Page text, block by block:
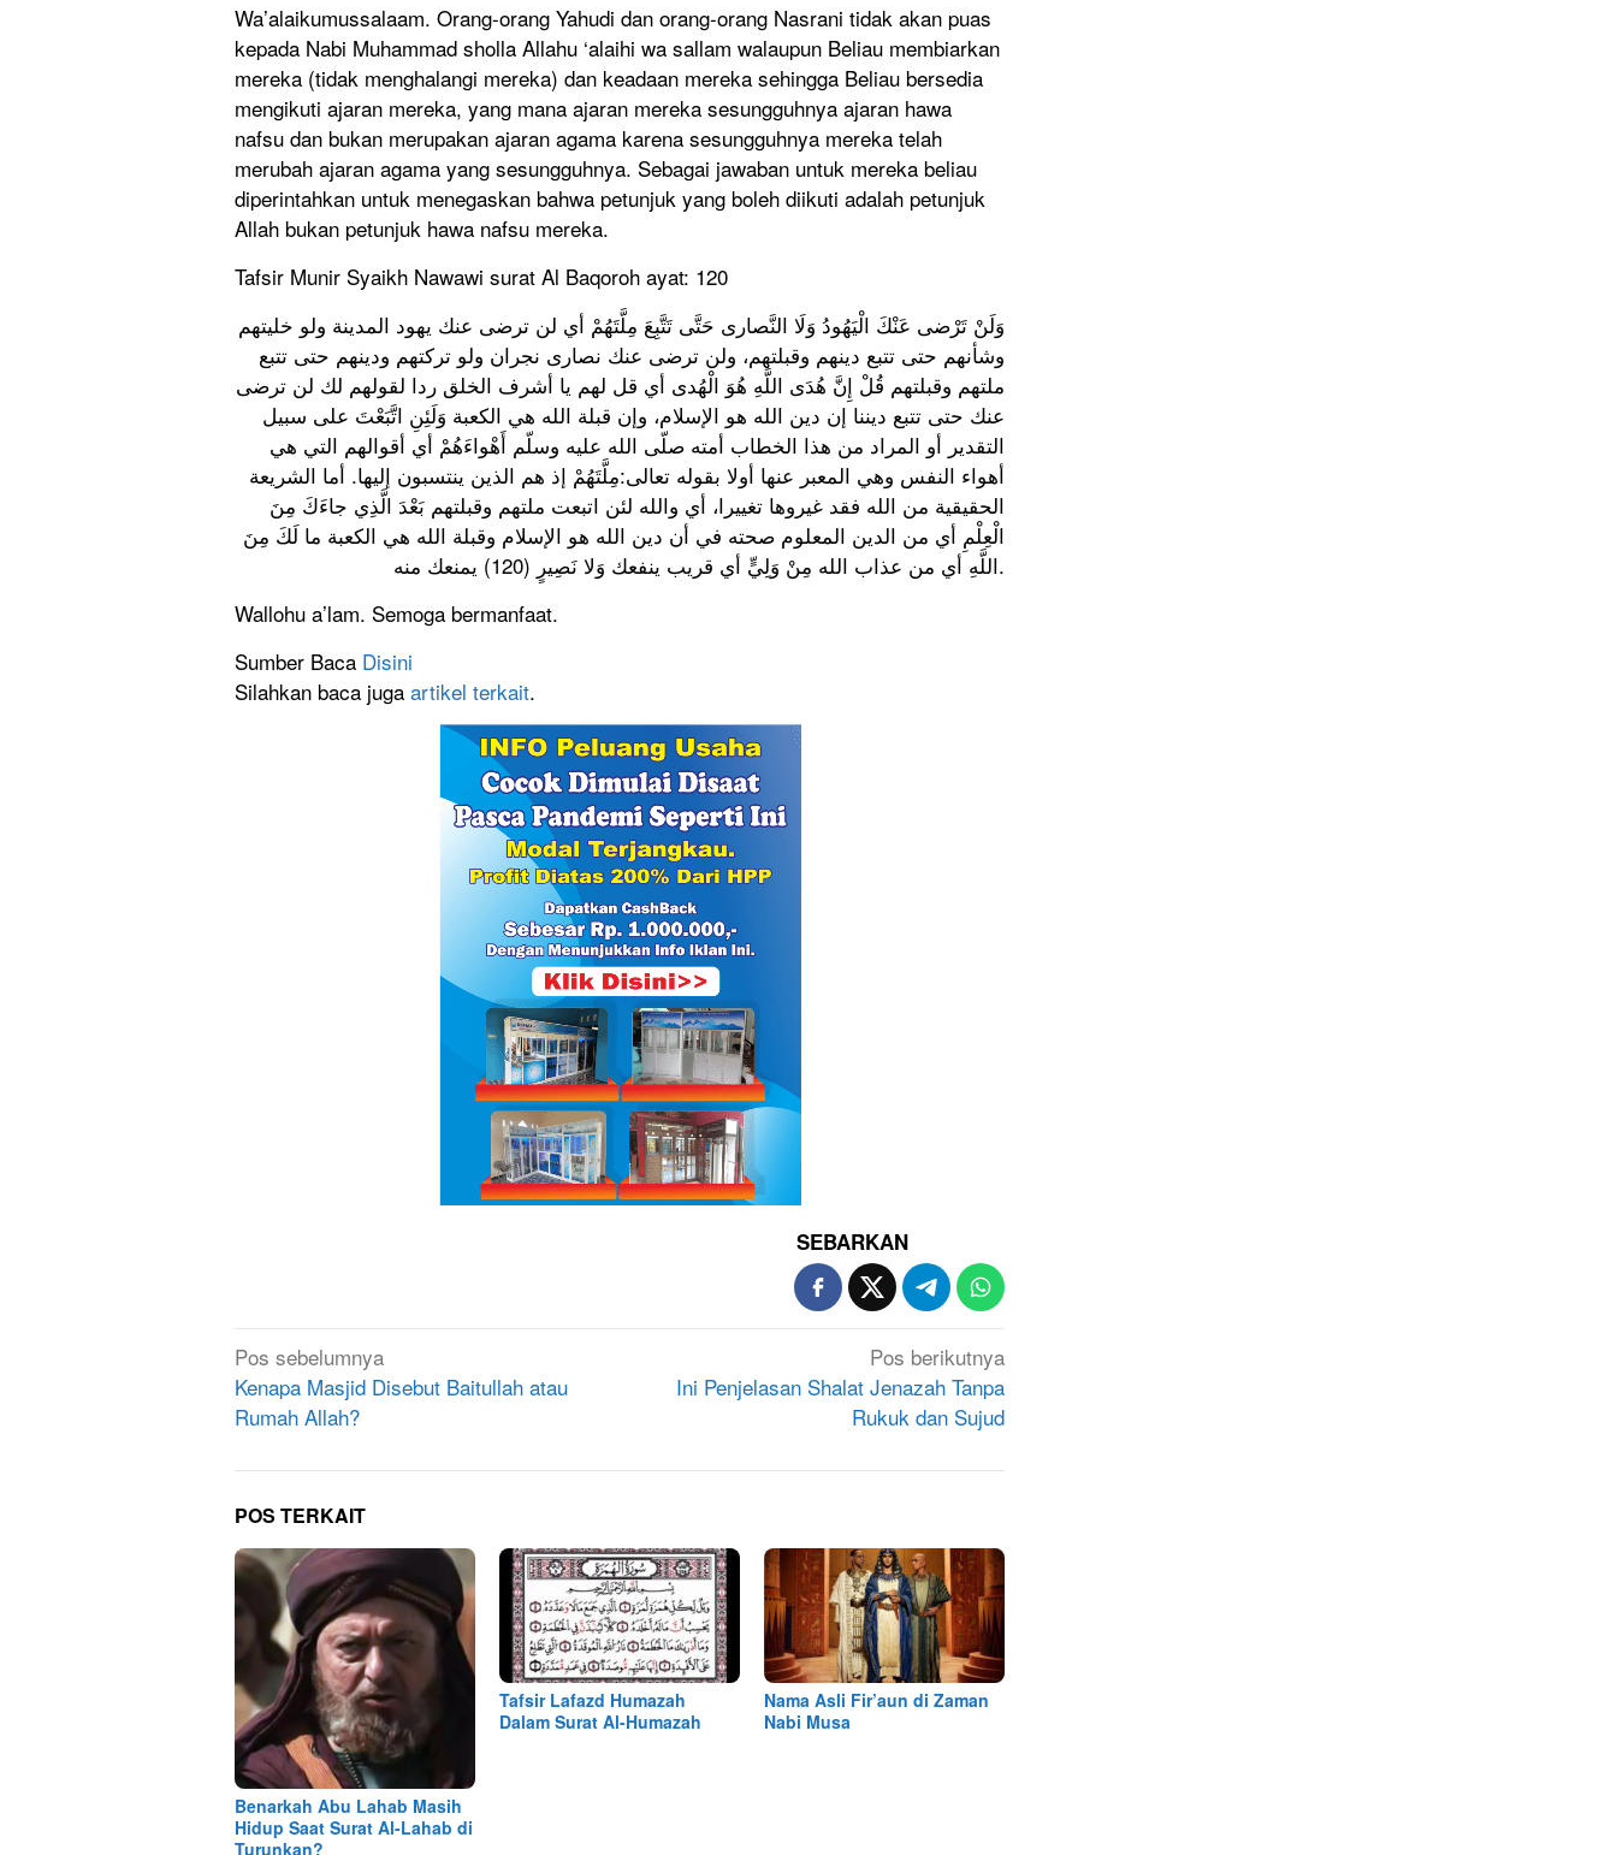
Wa’alaikumussalaam. Orang-orang Yahudi dan orang-orang Nasrani tidak akan puas
kepada Nabi Muhammad sholla Allahu ‘alaihi wa sallam walaupun Beliau membiarkan
mereka (tidak menghalangi mereka) dan keadaan mereka sehingga Beliau bersedia
mengikuti ajaran mereka, yang mana ajaran mereka sesungguhnya ajaran hawa
nafsu dan bukan merupakan ajaran agama karena sesungguhnya mereka telah
merubah ajaran agama yang sesungguhnya. Sebagai jawaban untuk mereka beliau
diperintahkan untuk menegaskan bahwa petunjuk yang boleh diikuti adalah petunjuk
Allah bukan petunjuk hawa nafsu mereka.
Tafsir Munir Syaikh Nawawi surat Al Baqoroh ayat: 120
وَلَنْ تَرْضى عَنْكَ الْيَهُودُ وَلَا النَّصارى حَتَّى تَتَّبِعَ مِلَّتَهُمْ أي لن ترضى عنك يهود المدينة ولو خليتهم
وشأنهم حتى تتبع دينهم وقبلتهم، ولن ترضى عنك نصارى نجران ولو تركتهم ودينهم حتى تتبع
ملتهم وقبلتهم قُلْ إِنَّ هُدَى اللَّهِ هُوَ الْهُدى أي قل لهم يا أشرف الخلق ردا لقولهم لك لن ترضى
عنك حتى تتبع ديننا إن دين الله هو الإسلام، وإن قبلة الله هي الكعبة وَلَئِنِ اتَّبَعْتَ على سبيل
التقدير أو المراد من هذا الخطاب أمته صلّى الله عليه وسلّم أَهْواءَهُمْ أي أقوالهم التي هي
أهواء النفس وهي المعبر عنها أولا بقوله تعالى:مِلَّتَهُمْ إذ هم الذين ينتسبون إليها. أما الشريعة
الحقيقية من الله فقد غيروها تغييرا، أي والله لئن اتبعت ملتهم وقبلتهم بَعْدَ الَّذِي جاءَكَ مِنَ
الْعِلْمِ أي من الدين المعلوم صحته في أن دين الله هو الإسلام وقبلة الله هي الكعبة ما لَكَ مِنَ
اللَّهِ أي من عذاب الله مِنْ وَلِيٍّ أي قريب ينفعك وَلا نَصِيرٍ (120) يمنعك منه.
Wallohu a’lam. Semoga bermanfaat.
Sumber Baca Disini
Silahkan baca juga artikel terkait.
SEBARKAN
Navigasi
pos
Pos sebelumnya
Kenapa Masjid Disebut Baitullah atau
Rumah Allah?
Pos berikutnya
Ini Penjelasan Shalat Jenazah Tanpa
Rukuk dan Sujud
POS TERKAIT
Benarkah Abu Lahab Masih
Hidup Saat Surat Al-Lahab di
Turunkan?
Tafsir Lafazd Humazah
Dalam Surat Al-Humazah
Nama Asli Fir’aun di Zaman
Nabi Musa